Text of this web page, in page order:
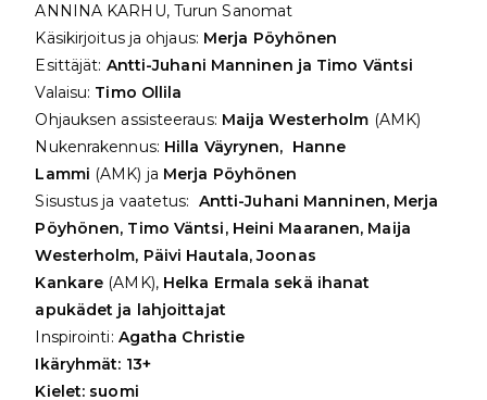
ANNINA KARHU, Turun Sanomat
Käsikirjoitus ja ohjaus: Merja Pöyhönen
Esittäjät: Antti-Juhani Manninen ja Timo Väntsi
Valaisu: Timo Ollila
Ohjauksen assisteeraus: Maija Westerholm (AMK)
Nukenrakennus: Hilla Väyrynen, Hanne
Lammi (AMK) ja Merja Pöyhönen
Sisustus ja vaatetus: Antti-Juhani Manninen, Merja
Pöyhönen, Timo Väntsi, Heini Maaranen, Maija
Westerholm, Päivi Hautala, Joonas
Kankare (AMK), Helka Ermala sekä ihanat
apukädet ja lahjoittajat
Inspirointi: Agatha Christie
Ikäryhmät: 13+
Kielet: suomi